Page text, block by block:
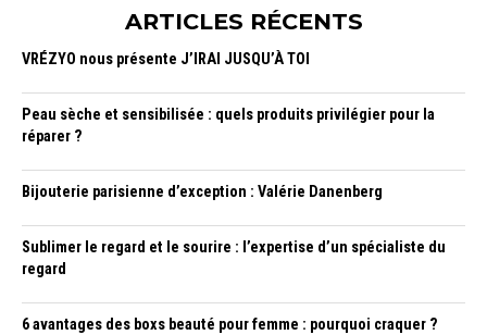
ARTICLES RÉCENTS
VRÉZYO nous présente J’IRAI JUSQU’À TOI
Peau sèche et sensibilisée : quels produits privilégier pour la
réparer ?
Bijouterie parisienne d’exception : Valérie Danenberg
Sublimer le regard et le sourire : l’expertise d’un spécialiste du
regard
6 avantages des boxs beauté pour femme : pourquoi craquer ?